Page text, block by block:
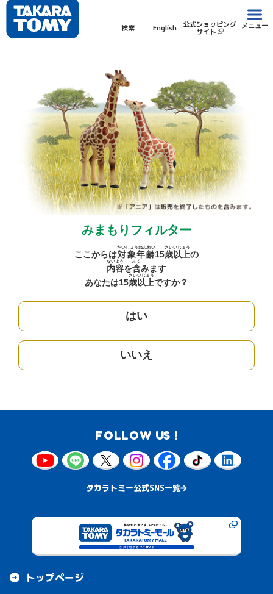
検索 English 公式ショッピング
サイト
メニュー
みまもりフィルター
ここからは対象年齢
たいしょうねんれい
15歳
さい
以上
いじょう
の
内容
ないよう
を含
ふく
みます
あなたは15歳
さい
以上
いじょう
ですか？
はい
いいえ
FOLLOW US !
タカラトミー公式SNS一覧
トップページ